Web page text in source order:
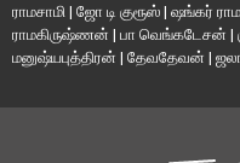
ராமசாமி | ஜோ டி குரூஸ் | ஷங்கர்
ராமகிருஷ்ணன் | பா வெங்கடேசன் |
மனுஷ்யபுத்திரன் | தேவதேவன் |